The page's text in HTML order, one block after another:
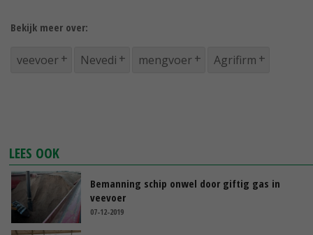
Bekijk meer over:
veevoer Nevedi mengvoer Agrifirm
LEES OOK
Bemanning schip onwel door giftig gas in
veevoer
07-12-2019